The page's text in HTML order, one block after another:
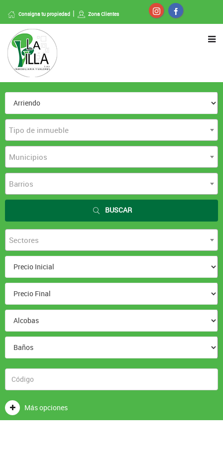
Consigna tu propiedad Zona Clientes
Tipo de inmueble
Municipios
Barrios
BUSCAR
Sectores
Más opciones